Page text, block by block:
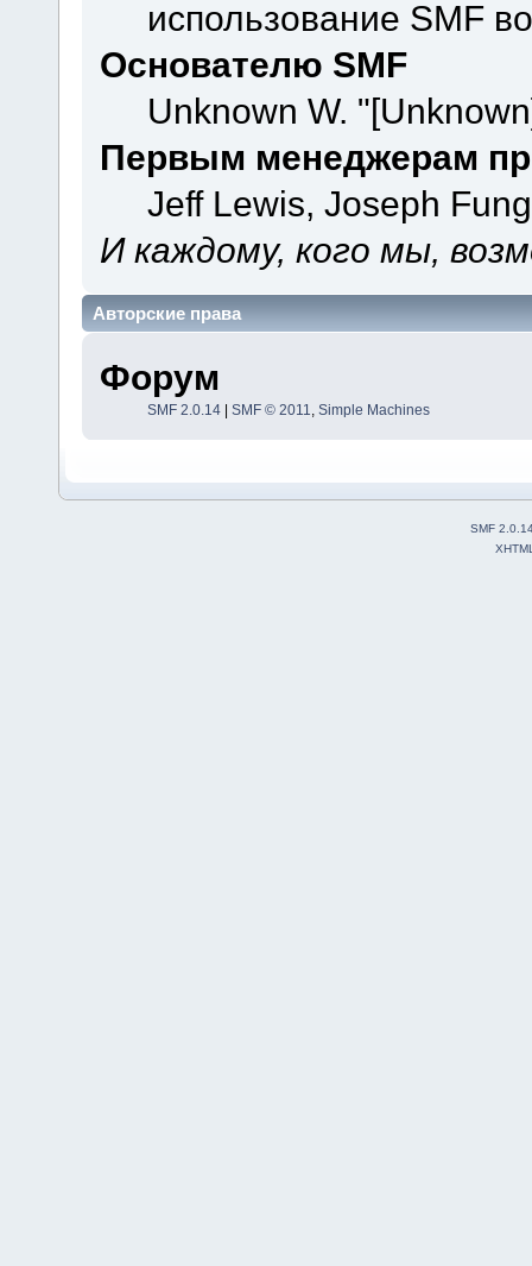
использование SMF
Основателю SMF
Unknown W.
Первым менеджерам
Jeff Lewis, Joseph
И каждому, кого мы,
Авторские права
Форум
SMF 2.0.14| SMF © 2011 Simple Machines
SMF